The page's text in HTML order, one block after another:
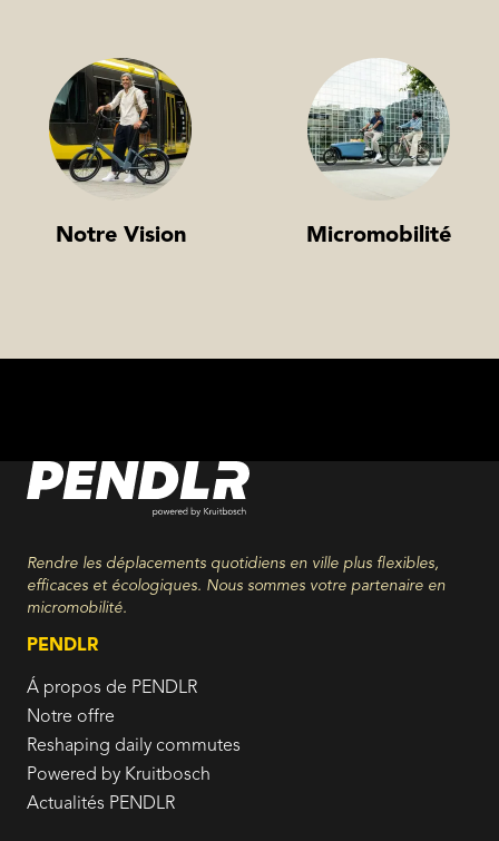
Notre Vision Micromobilité
Rendre les déplacements quotidiens en ville plus flexibles,
efficaces et écologiques. Nous sommes votre partenaire en
micromobilité.
PENDLR
Á propos de PENDLR
Notre offre
Reshaping daily commutes
Powered by Kruitbosch
Actualités PENDLR